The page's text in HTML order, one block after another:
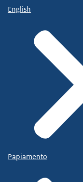
English
Papiamento